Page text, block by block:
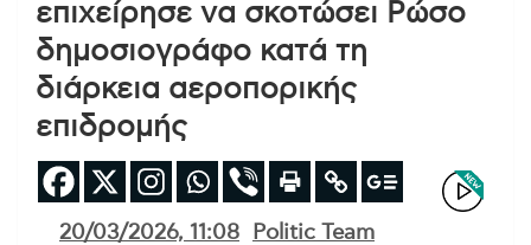
επιχείρησε να σκοτώσει Ρώσο
δημοσιογράφο κατά τη
διάρκεια αεροπορικής
επιδρομής
20/03/2026, 11:08 Politic Team